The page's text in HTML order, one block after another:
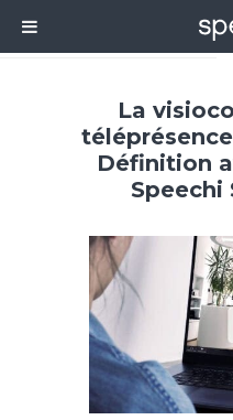
La
Définition
Speechi